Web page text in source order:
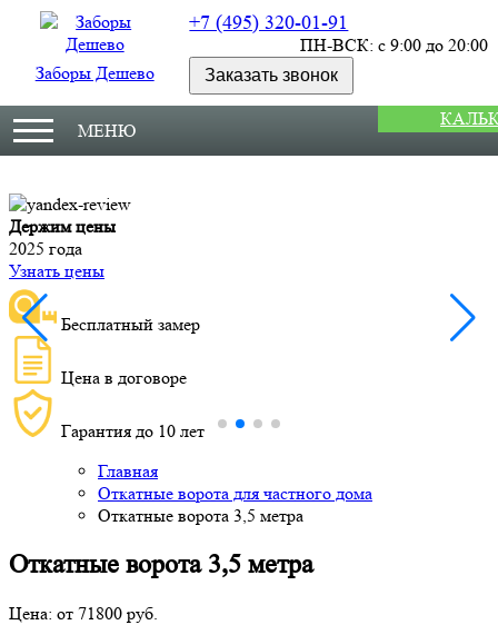
Заборы Дешево
+7 (495) 320-01-91
ПН-ВСК: с 9:00 до 20:00
Заказать звонок
МЕНЮ
Держим цены
2025 года
Узнать цены
Бесплатный замер
Цена в договоре
Гарантия до 10 лет
Главная
Откатные ворота для частного дома
Откатные ворота 3,5 метра
Откатные ворота 3,5 метра
Цена: от 71800 руб.